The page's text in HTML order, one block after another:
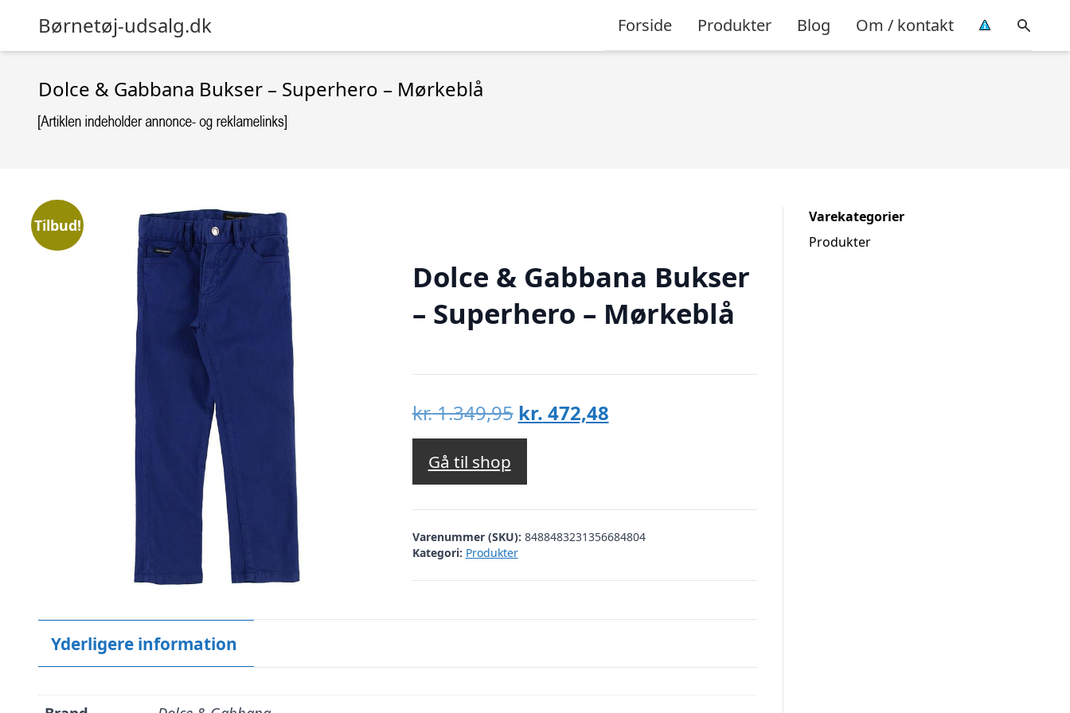
Børnetøj-udsalg.dk Forside Produkter Blog Om / kontakt
Dolce & Gabbana Bukser – Superhero – Mørkeblå
Tilbud!
Dolce & Gabbana Bukser
– Superhero – Mørkeblå
kr.1.349,95 Den
oprindelige
var:
kr. 1.349,95.
kr. 472,48Den
kr. 472,48.
Gå til shop
Varenummer (SKU): 8488483231356684804
Kategori: Produkter
Yderligere information
Varekategorier
Produkter